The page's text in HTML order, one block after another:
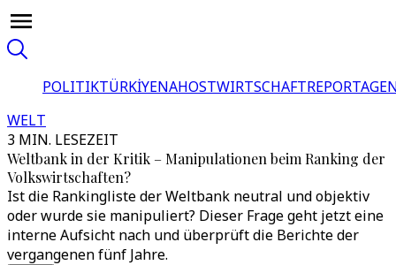
POLITIKTÜRKİYENAHOSTWIRTSCHAFT
WELT
3 MIN. LESEZEIT
Weltbank in der Kritik – Manipulationen beim Ranking der
Volkswirtschaften?
Ist die Rankingliste der Weltbank neutral und objektiv
oder wurde sie manipuliert? Dieser Frage geht jetzt eine
interne Aufsicht nach und überprüft die Berichte der
vergangenen fünf Jahre.